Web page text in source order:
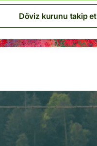
Döviz kurunu takip et